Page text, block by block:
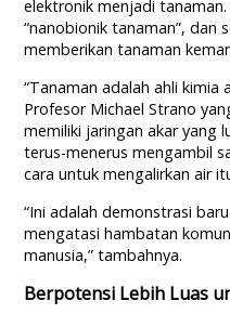
elektronik menjadi
“nanobionik tanaman”, dan
memberikan tanaman
“Tanaman adalah ahli kimia
Profesor Michael Strano
memiliki jaringan akar yang
terus-menerus mengambil
cara untuk mengalirkan air
“Ini adalah demonstrasi
mengatasi hambatan
manusia,” tambahnya.
Berpotensi Lebih Luas